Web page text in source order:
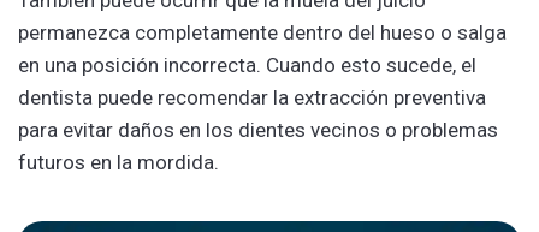
permanezca completamente dentro del hueso o salga
en una posición incorrecta. Cuando esto sucede, el
dentista puede recomendar la extracción preventiva
para evitar daños en los dientes vecinos o problemas
futuros en la mordida.